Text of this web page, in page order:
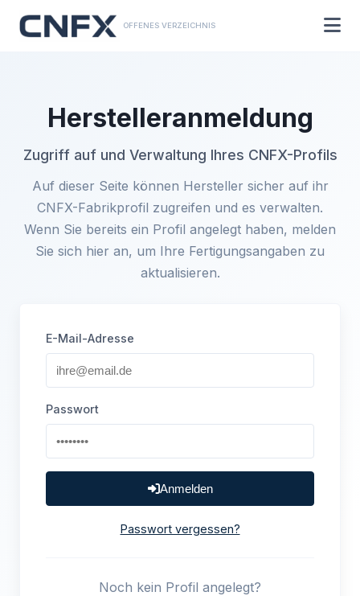
OFFENES VERZEICHNIS
Herstelleranmeldung
Zugriff auf und Verwaltung Ihres CNFX-Profils
Auf dieser Seite können Hersteller sicher auf ihr
CNFX-Fabrikprofil zugreifen und es verwalten.
Wenn Sie bereits ein Profil angelegt haben, melden
Sie sich hier an, um Ihre Fertigungsangaben zu
aktualisieren.
E-Mail-Adresse
Passwort
Anmelden
Passwort vergessen?
Noch kein Profil angelegt?